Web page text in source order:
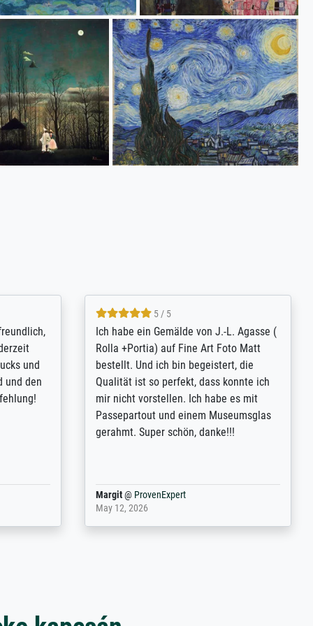
is
go-to
on -
4.8 / 5
Qualité absolument irréprochable.
Extraordinaire diversité des thèmes
abordés et personnalisation des
demandes (recadrage, réajustement des
couleurs). Relation clientèle parfaite.
Transport, réception sans aucun
problème. Merci à toute l'équipe ! Hervé
Anonym@ProvenExpert
March 31, 2025